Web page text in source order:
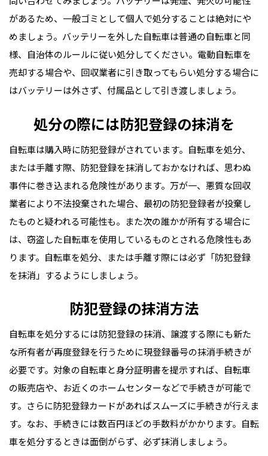
があるため、一般ゴミとして個人で処分することは絶対にや
めましょう。バッテリーを外した自転車は普通の自転車と同
様、自治体のルールに従い処分してください。電動自転車を
売却する場合や、回収業者に引き取ってもらい処分する場合に
はバッテリーは外さず、付属品として引き渡しましょう。
処分の際には防犯登録の抹消を
自転車は購入時に防犯登録がされています。自転車を処分、
または手離す際、防犯登録を抹消しておかなければ、思わぬ
事件に巻き込まれる危険性があります。万が一、悪質な回収
業者により不法投棄された場合、最初の防犯登録者が投棄し
たものと疑われる可能性も。また次の誰かが所有する場合に
は、窃盗した自転車を使用しているものとされる危険性もあ
ります。自転車を処分、または手離す際には必ず「防犯登録
を抹消」するようにしましょう。
防犯登録の抹消方法
自転車を処分するには防犯登録の抹消、譲渡する際にも新た
な所有者が再度登録を行うために現登録番号の抹消手続きが
必要です。対象の自転車と身分証明書を提示すれば、自転車
の販売店や、お近くのホームセンターなどで手続きが可能で
す。さらに防犯登録カードがあればスムーズに手続きが行えま
す。なお、手続きには数百円ほどの手数料がかかります。自転
車を処分するときは面倒がらず、必ず抹消しましょう。